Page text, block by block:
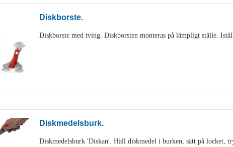
Diskborste.
Diskborste med tving. Diskborsten monteras på lämpligt ställe.
Diskmedelsburk.
Diskmedelsburk 'Diskan'. Häll diskmedel i burken, sätt på locket,